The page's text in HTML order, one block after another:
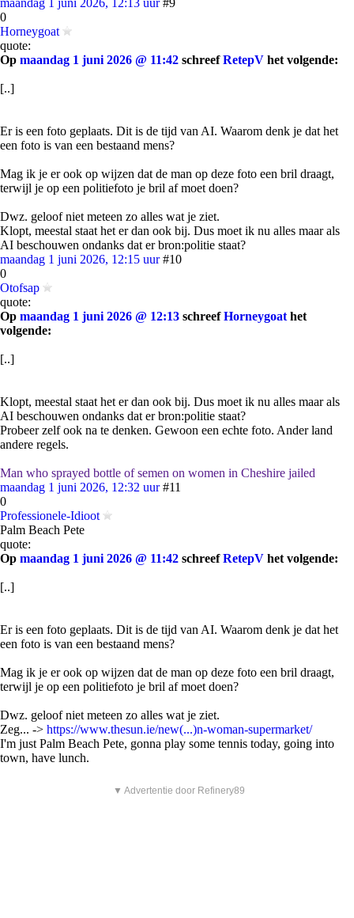
maandag 1 juni 2026, 12:13 uur #9
0
Horneygoat
quote:
Op maandag 1 juni 2026 @ 11:42 schreefRetepV het volgende:
[..]
Er is een foto geplaats. Dit is de tijd van AI. Waarom denk je dat het
een foto is van een bestaand mens?
Mag ik je er ook op wijzen dat de man op deze foto een bril draagt,
terwijl je op een politiefoto je bril af moet doen?
Dwz. geloof niet meteen zo alles wat je ziet.
Klopt, meestal staat het er dan ook bij. Dus moet ik nu alles maar als
AI beschouwen ondanks dat er bron:politie staat?
maandag 1 juni 2026, 12:15 uur #10
0
Otofsap
quote:
Op maandag 1 juni 2026 @ 12:13 schreefHorneygoat het
volgende:
[..]
Klopt, meestal staat het er dan ook bij. Dus moet ik nu alles maar als
AI beschouwen ondanks dat er bron:politie staat?
Probeer zelf ook na te denken. Gewoon een echte foto. Ander land
andere regels.
Man who sprayed bottle of semen on women in Cheshire jailed
maandag 1 juni 2026, 12:32 uur #11
0
Professionele-Idioot
Palm Beach Pete
quote:
Op maandag 1 juni 2026 @ 11:42 schreefRetepV het volgende:
[..]
Er is een foto geplaats. Dit is de tijd van AI. Waarom denk je dat het
een foto is van een bestaand mens?
Mag ik je er ook op wijzen dat de man op deze foto een bril draagt,
terwijl je op een politiefoto je bril af moet doen?
Dwz. geloof niet meteen zo alles wat je ziet.
Zeg... -> https://www.thesun.ie/new(...)n-woman-supermarket/
I'm just Palm Beach Pete, gonna play some tennis today, going into
town, have lunch.
▼ Advertentie door Refinery89